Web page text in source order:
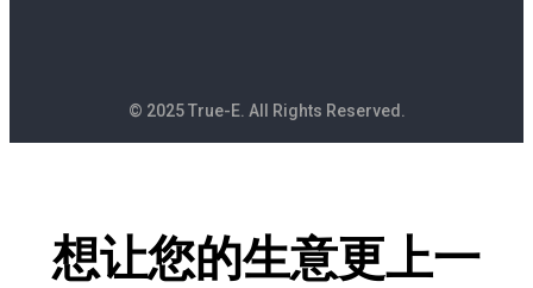
© 2025 True-E. All Rights Reserved.
想让您的生意更上一